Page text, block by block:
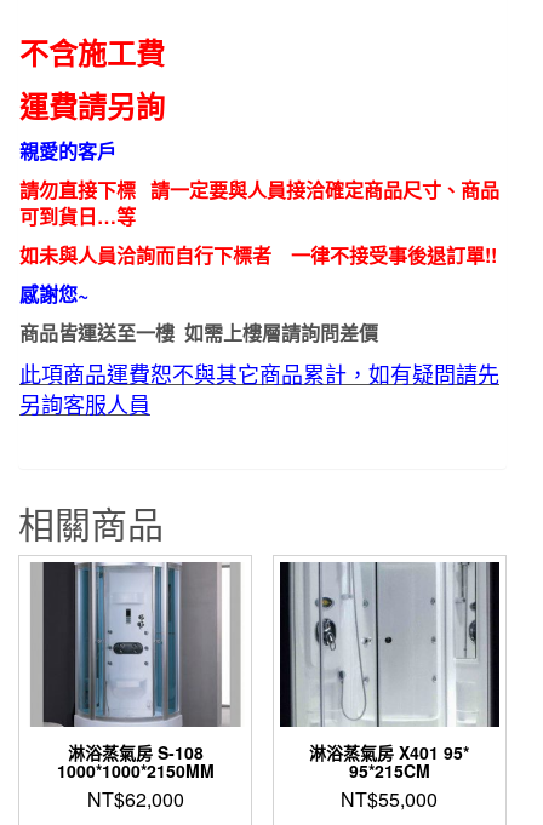
不含施工費
運費請另詢
親愛的客戶
請勿直接下標 請一定要與人員接洽確定商品尺寸、商品
可到貨日…等
如未與人員洽詢而自行下標者 一律不接受事後退訂單!!
感謝您~
商品皆運送至一樓 如需上樓層請詢問差價
此項商品運費恕不與其它商品累計，如有疑問請先
另詢客服人員
相關商品
淋浴蒸氣房 S-108
1000*1000*2150MM
NT$62,000
淋浴蒸氣房 X401 95*
95*215CM
NT$55,000